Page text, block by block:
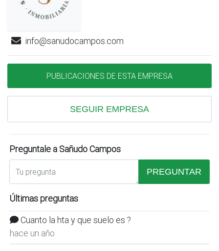
info@sanudocampos.com
PUBLICACIONES DE ESTA EMPRESA
SEGUIR EMPRESA
Preguntale a Sañudo Campos
PREGUNTAR
Últimas preguntas
Cuanto la hta y que suelo es ?
hace un año